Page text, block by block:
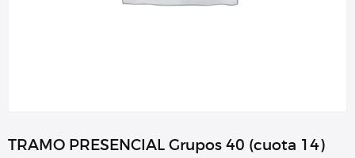
TRAMO PRESENCIAL Grupos 40 (cuota 14)